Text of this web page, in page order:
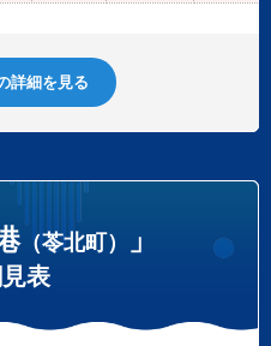
詳細を見る
（苓北町） 」
表